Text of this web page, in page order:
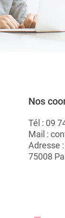
Nos
Tél : 09
Mail :
Adresse
75008